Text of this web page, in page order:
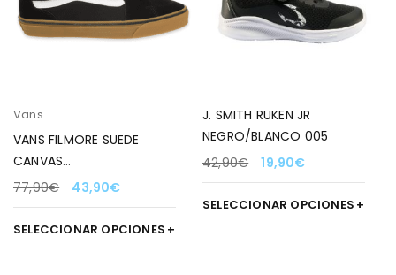
Vans
VANS FILMORE SUEDE
CANVAS
NEGRO/CARAMELO PARA
HOMBRE
77,90€ 43,90€
SELECCIONAR OPCIONES
J. SMITH RUKEN JR
NEGRO/BLANCO 005
42,90€ 19,90€
SELECCIONAR OPCIONES